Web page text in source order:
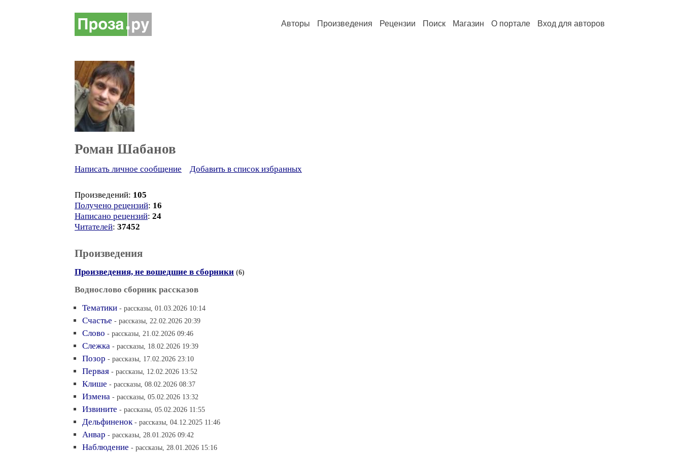
Авторы Произведения Рецензии Поиск Магазин О портале Вход для авторов
Роман Шабанов
Написать личное сообщение Добавить в список избранных
Произведений: 105
Получено рецензий: 16
Написано рецензий: 24
Читателей: 37452
Произведения
Произведения, не вошедшие в сборники (6)
Воднослово сборник рассказов
Тематики - рассказы, 01.03.2026 10:14
Счастье - рассказы, 22.02.2026 20:39
Слово - рассказы, 21.02.2026 09:46
Слежка - рассказы, 18.02.2026 19:39
Позор - рассказы, 17.02.2026 23:10
Первая - рассказы, 12.02.2026 13:52
Клише - рассказы, 08.02.2026 08:37
Измена - рассказы, 05.02.2026 13:32
Извините - рассказы, 05.02.2026 11:55
Дельфиненок - рассказы, 04.12.2025 11:46
Анвар - рассказы, 28.01.2026 09:42
Наблюдение - рассказы, 28.01.2026 15:16